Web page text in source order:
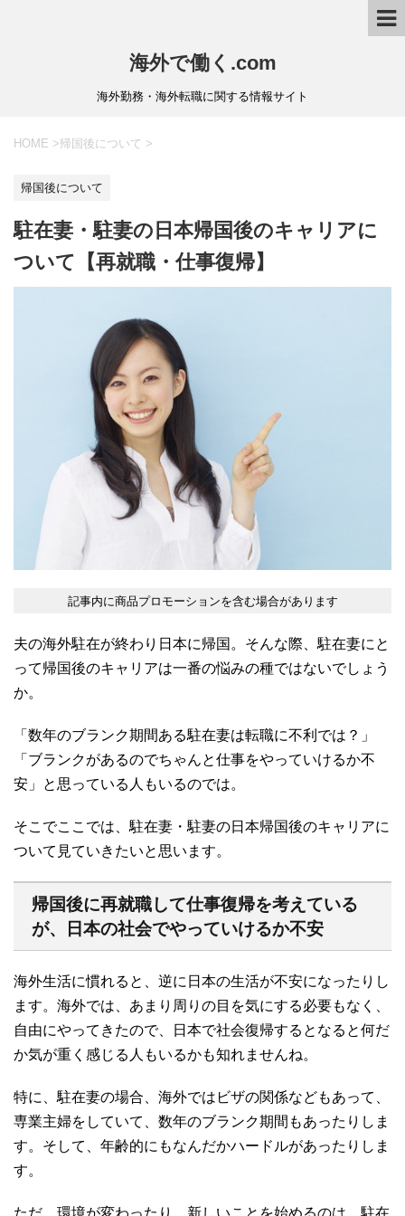
海外で働く.com
海外勤務・海外転職に関する情報サイト
HOME >帰国後について >
帰国後について
駐在妻・駐妻の日本帰国後のキャリアに
ついて【再就職・仕事復帰】
記事内に商品プロモーションを含む場合があります
夫の海外駐在が終わり日本に帰国。そんな際、駐在妻にと
って帰国後のキャリアは一番の悩みの種ではないでしょう
か。
「数年のブランク期間ある駐在妻は転職に不利では？」
「ブランクがあるのでちゃんと仕事をやっていけるか不
安」と思っている人もいるのでは。
そこでここでは、駐在妻・駐妻の日本帰国後のキャリアに
ついて見ていきたいと思います。
帰国後に再就職して仕事復帰を考えている
が、日本の社会でやっていけるか不安
海外生活に慣れると、逆に日本の生活が不安になったりし
ます。海外では、あまり周りの目を気にする必要もなく、
自由にやってきたので、日本で社会復帰するとなると何だ
か気が重く感じる人もいるかも知れませんね。
特に、駐在妻の場合、海外ではビザの関係などもあって、
専業主婦をしていて、数年のブランク期間もあったりしま
す。そして、年齢的にもなんだかハードルがあったりしま
す。
ただ、環境が変わったり、新しいことを始めるのは、駐在